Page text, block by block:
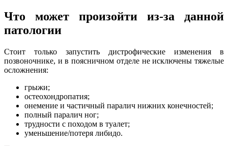
Что может произойти из-за данной
патологии
Стоит только запустить дистрофические изменения в
позвоночнике, и в поясничном отделе не исключены тяжелые
осложнения:
грыжи;
остеохондропатия;
онемение и частичный паралич нижних конечностей;
полный паралич ног;
трудности с походом в туалет;
уменьшение/потеря либидо.